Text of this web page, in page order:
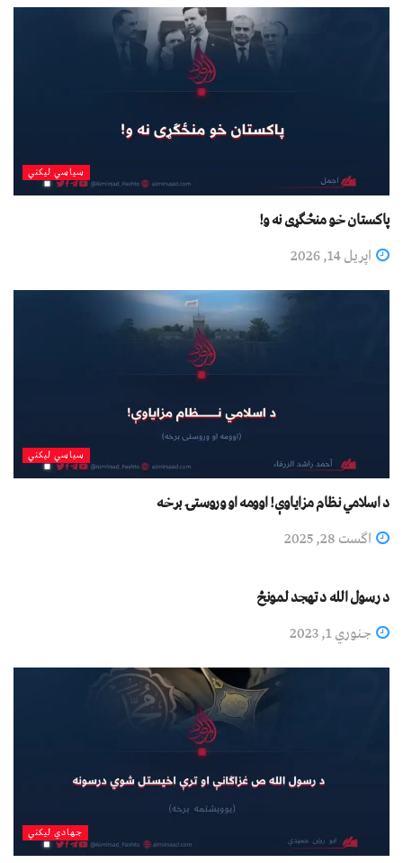
سیاسي لیکني
پاکستان خو منځګړی نه و!
اپریل 14, 2026
سیاسي لیکني
د اسلامي نظام مزاياوې! اوومه او وروستۍ برخه
اگست 28, 2025
د رسول الله د تهجد لمونځ
جنوري 1, 2023
جهادي لیکني